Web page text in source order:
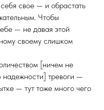
свое — и обрастать
Чтобы
— не давая этой
своему слишком
[ничем не
надежности] тревоги —
— тут тоже много чего